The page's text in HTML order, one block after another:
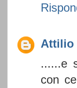
Attilio
......e
con